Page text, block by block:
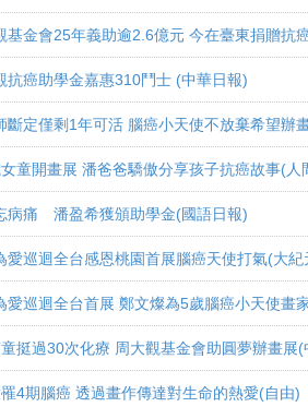
基金會25年義助逾2.6億元 今在臺東捐贈抗
抗癌助學金嘉惠310鬥士 (中華日報)
斷定僅剩1年可活 腦癌小天使不放棄希望辦
童開畫展 潘爸爸驕傲分享孩子抗癌故事(人
病痛 潘盈希獲頒助學金(國語日報)
愛巡迴全台感恩桃園首展腦癌天使打氣(大紀
愛巡迴全台首展 鄭文燦為5歲腦癌小天使畫
挺過30次化療 周大觀基金會助圓夢辦畫展
4期腦癌 透過畫作傳達對生命的熱愛(自由)